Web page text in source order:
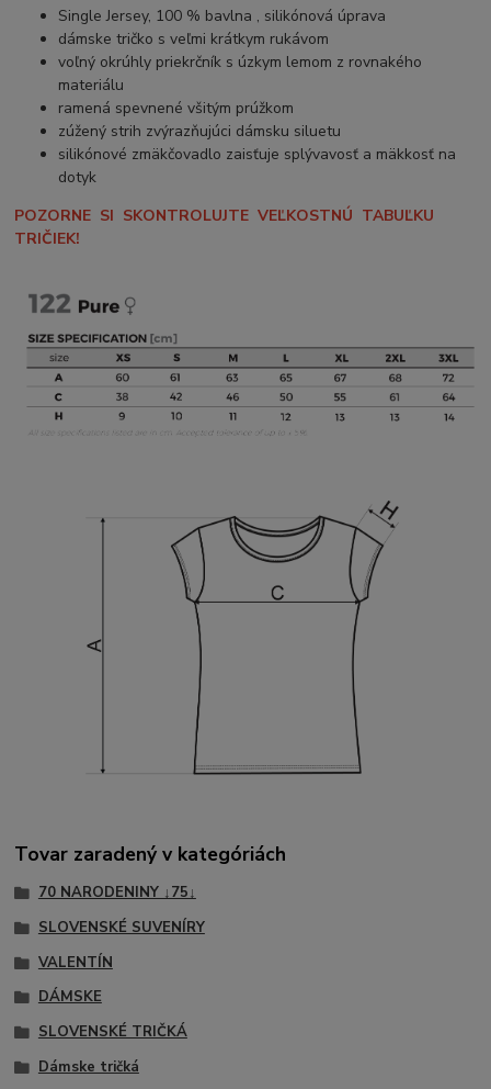
Single Jersey, 100 % bavlna , silikónová úprava
dámske tričko s veľmi krátkym rukávom
voľný okrúhly priekrčník s úzkym lemom z rovnakého
materiálu
ramená spevnené všitým prúžkom
zúžený strih zvýrazňujúci dámsku siluetu
silikónové zmäkčovadlo zaisťuje splývavosť a mäkkosť na
dotyk
POZORNE SI SKONTROLUJTE VEĽKOSTNÚ TABUĽKU
TRIČIEK!
Tovar zaradený v kategóriách
70 NARODENINY ↓75↓
SLOVENSKÉ SUVENÍRY
VALENTÍN
DÁMSKE
SLOVENSKÉ TRIČKÁ
Dámske tričká